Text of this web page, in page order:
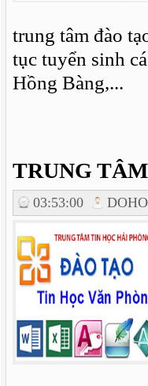
trung tâm đào
tục tuyển sinh
Hồng Bàng,...
TRUNG
03:53:00